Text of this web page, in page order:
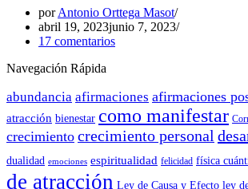
porAntonio Orttega Masot
abril 19, 2023junio 7, 2023
17 comentarios
Navegación Rápida
abundancia afirmaciones afirmaciones
atracción bienestar como manifestar
crecimiento crecimiento personal
dualidad emociones espiritualidad felicidad física
de atracción Ley de Causa y Efecto ley